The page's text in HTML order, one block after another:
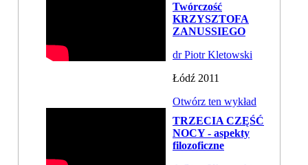
Twórczość
KRZYSZTOFA
ZANUSSIEGO
dr Piotr Kletowski
Łódź 2011
Otwórz ten wykład
TRZECIA CZĘŚĆ
NOCY - aspekty
filozoficzne